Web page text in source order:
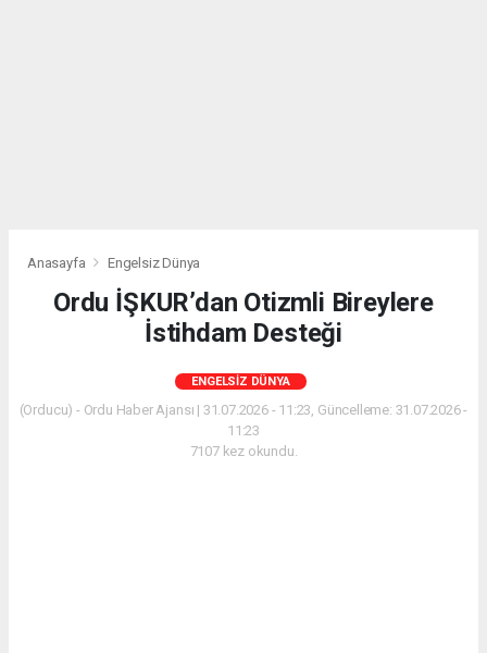
Anasayfa Engelsiz Dünya
Ordu İŞKUR’dan Otizmli Bireylere
İstihdam Desteği
ENGELSIZ DÜNYA
(Orducu) - Ordu Haber Ajansı | 31.07.2026 - 11:23, Güncelleme: 31.07.2026 -
11:23
7107 kez okundu.